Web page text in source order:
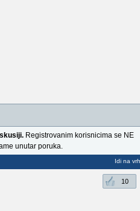
Registrovanim korisnicima se NE
unutar poruka.
Idi na vrh
10